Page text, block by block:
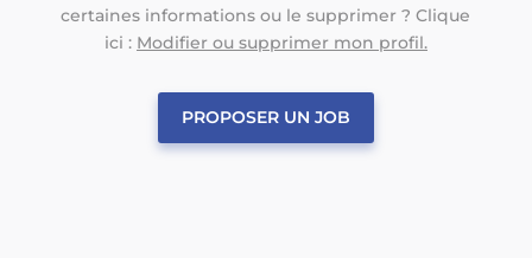
certaines informations ou le supprimer ? Clique
ici : Modifier ou supprimer mon profil.
PROPOSER UN JOB